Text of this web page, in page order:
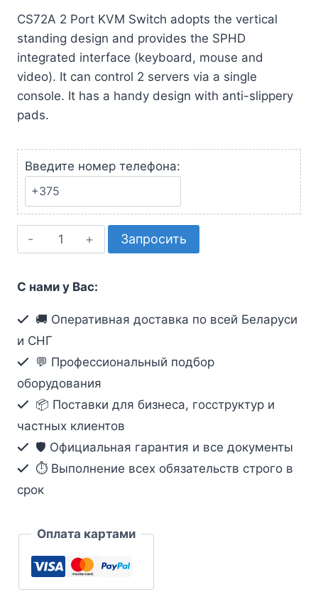
CS72A 2 Port KVM Switch adopts the vertical
standing design and provides the SPHD
integrated interface (keyboard, mouse and
video). It can control 2 servers via a single
console. It has a handy design with anti-slippery
pads.
Введите номер телефона:
Количество
товара
Tower
KVM
Switch
Запросить
С нами у Вас:
🚚 Оперативная доставка по всей Беларуси
и СНГ
💬 Профессиональный подбор
оборудования
📦 Поставки для бизнеса, госструктур и
частных клиентов
🛡️ Официальная гарантия и все документы
⏱ Выполнение всех обязательств строго в
срок
Оплата картами